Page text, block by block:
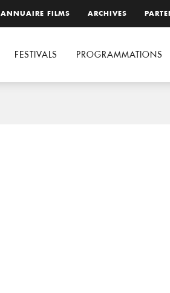
ANNUAIRE FILMS ARCHIVES
FESTIVALS PROGRAMMATIONS